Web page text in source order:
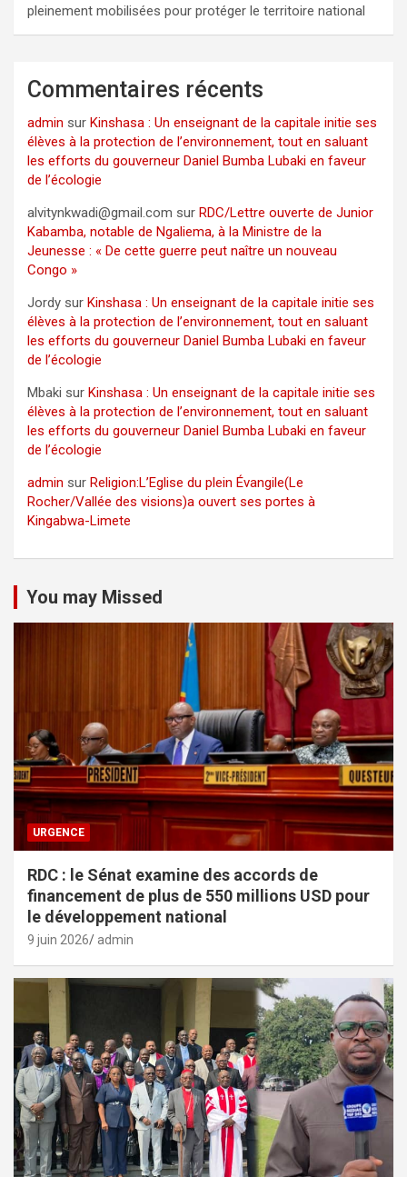
pleinement mobilisées pour protéger le territoire national
Commentaires récents
admin sur Kinshasa : Un enseignant de la capitale initie ses
élèves à la protection de l’environnement, tout en saluant
les efforts du gouverneur Daniel Bumba Lubaki en faveur
de l’écologie
alvitynkwadi@gmail.com sur RDC/Lettre ouverte de Junior
Kabamba, notable de Ngaliema, à la Ministre de la
Jeunesse : « De cette guerre peut naître un nouveau
Congo »
Jordy sur Kinshasa : Un enseignant de la capitale initie ses
élèves à la protection de l’environnement, tout en saluant
les efforts du gouverneur Daniel Bumba Lubaki en faveur
de l’écologie
Mbaki sur Kinshasa : Un enseignant de la capitale initie ses
élèves à la protection de l’environnement, tout en saluant
les efforts du gouverneur Daniel Bumba Lubaki en faveur
de l’écologie
admin sur Religion:L’Eglise du plein Évangile(Le
Rocher/Vallée des visions)a ouvert ses portes à
Kingabwa-Limete
You may Missed
URGENCE
RDC : le Sénat examine des accords de
financement de plus de 550 millions USD pour
le développement national
9 juin 2026 admin